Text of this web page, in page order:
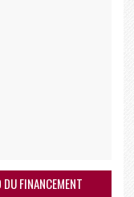
FINANCEMENT